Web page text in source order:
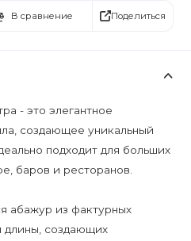
В сравнение Поделиться
- это элегантное
создающее уникальный
подходит для больших
баров и ресторанов.
абажур из фактурных
длины, создающих